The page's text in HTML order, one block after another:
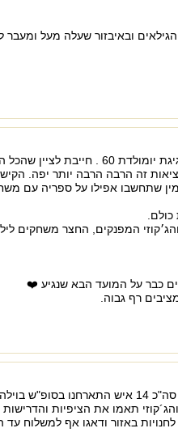
ובאיבזור שעלה מעל ומעבר
זה הרבה הרבה יותר יפה.
שתחשבו אפילו על ספריה עם
המפנקים, החצר משחקים
כבר על המועד הבא שנגיע ❤️
רף גבוה.
משפחתי המורחבת ואני 4 משפחות מבוגרים וילדים..
תאמו את הציפיות
באזור ודאגו אף למשלוח עד